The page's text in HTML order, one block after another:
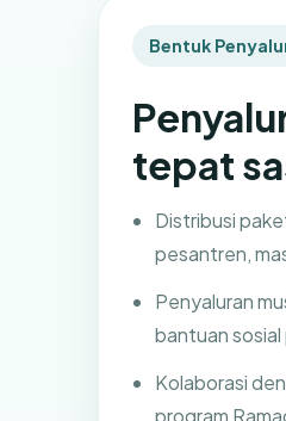
Bentuk
tepat
Distribusi
pesantren,
Penyaluran
bantuan
Kolaborasi